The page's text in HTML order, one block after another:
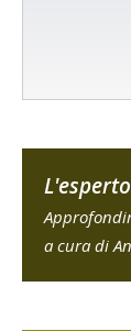
a cura di